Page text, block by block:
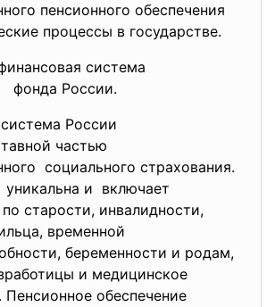
пенсионного обеспечения
процессы в государстве.
система
фонда России.
России
частью
социального страхования.
и включает
старости, инвалидности,
временной
беременности и родам,
и медицинское
Пенсионное обеспечение